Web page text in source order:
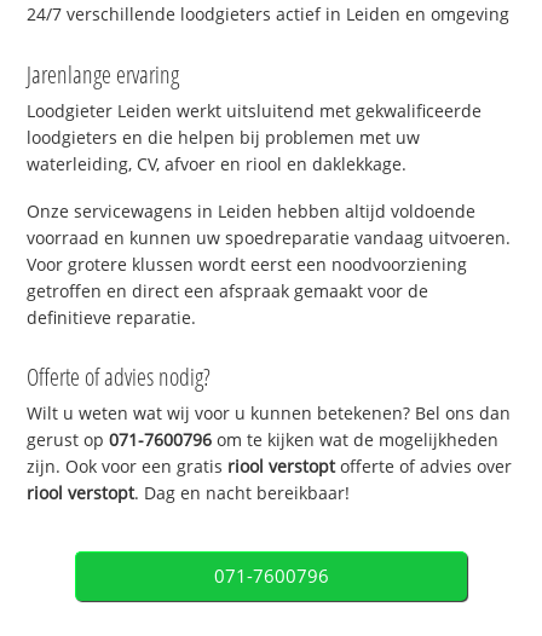
24/7 verschillende loodgieters actief in Leiden en omgeving
Jarenlange ervaring
Loodgieter Leiden werkt uitsluitend met gekwalificeerde
loodgieters en die helpen bij problemen met uw
waterleiding, CV, afvoer en riool en daklekkage.
Onze servicewagens in Leiden hebben altijd voldoende
voorraad en kunnen uw spoedreparatie vandaag uitvoeren.
Voor grotere klussen wordt eerst een noodvoorziening
getroffen en direct een afspraak gemaakt voor de
definitieve reparatie.
Offerte of advies nodig?
Wilt u weten wat wij voor u kunnen betekenen? Bel ons dan
gerust op071-7600796 om te kijken wat de mogelijkheden
zijn. Ook voor een gratis riool verstoptofferte of advies over
riool verstopt. Dag en nacht bereikbaar!
071-7600796